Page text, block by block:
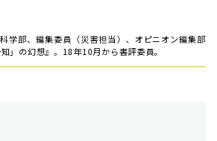
学部、編集委員（災害担当）、オピニオン編集部
」の幻想』。18年10月から書評委員。